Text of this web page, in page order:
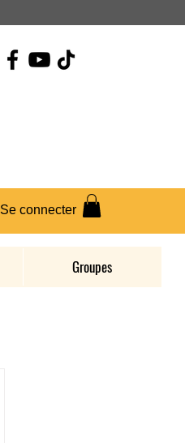
Se connecter
Groupes